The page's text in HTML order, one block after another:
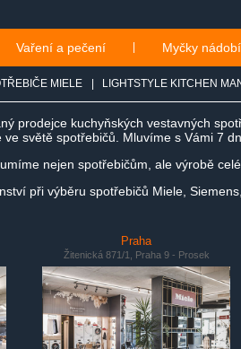
Vaření a pečení | Myčky nádobí
MIELE | LIGHTSTYLE KITCHEN
prodejce kuchyňských vestavných
ve světě spotřebičů. Mluvíme s Vámi 7
nejen spotřebičům, ale výrobě
při výběru spotřebičů Miele,
Praha
Žitenická 871/1, Praha 9 - Prosek